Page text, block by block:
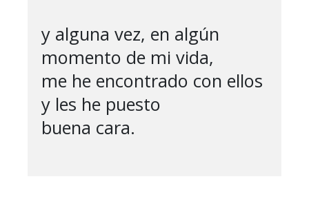
y alguna vez, en algún
momento de mi vida,
me he encontrado con ellos
y les he puesto
buena cara.